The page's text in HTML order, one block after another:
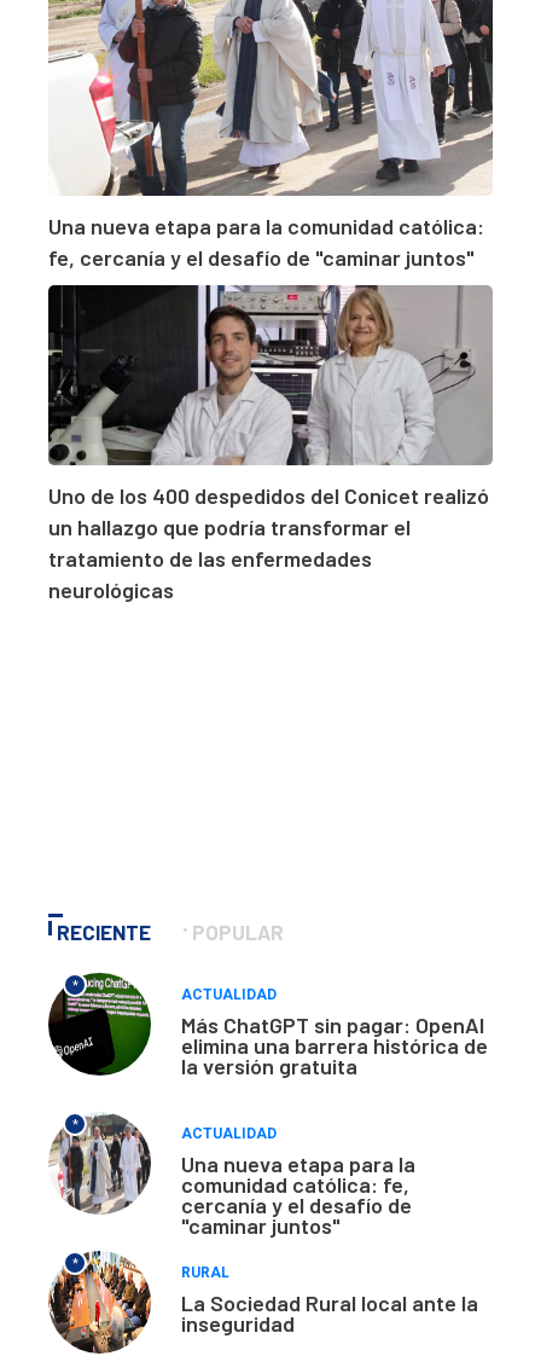
Una nueva etapa para la comunidad católica:
fe, cercanía y el desafío de "caminar juntos"
Uno de los 400 despedidos del Conicet realizó
un hallazgo que podría transformar el
tratamiento de las enfermedades
neurológicas
RECIENTE POPULAR
*
ACTUALIDAD
Más ChatGPT sin pagar: OpenAI
elimina una barrera histórica de
la versión gratuita
*
ACTUALIDAD
Una nueva etapa para la
comunidad católica: fe,
cercanía y el desafío de
"caminar juntos"
*
RURAL
La Sociedad Rural local ante la
inseguridad